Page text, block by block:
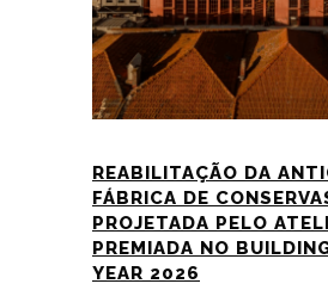
REABILITAÇÃO DA
FÁBRICA DE
PROJETADA PELO
PREMIADA NO
YEAR 2026